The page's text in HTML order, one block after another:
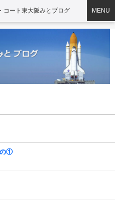
ート東大阪みとブログ MENU
の①